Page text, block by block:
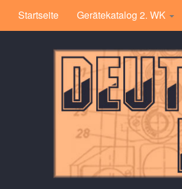
Startseite Gerätekatalog 2. WK